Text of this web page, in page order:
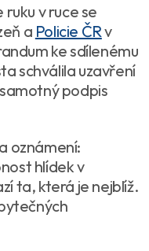
v ruce se
a Policie ČRv
ke sdílenému
schválila uzavření
podpis
oznámení:
hlídek v
ta, která je nejblíž.